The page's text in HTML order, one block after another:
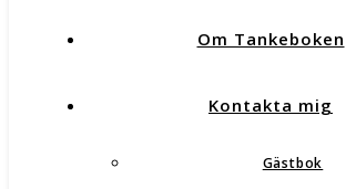
Om Tankeboken
Kontakta mig
Gästbok